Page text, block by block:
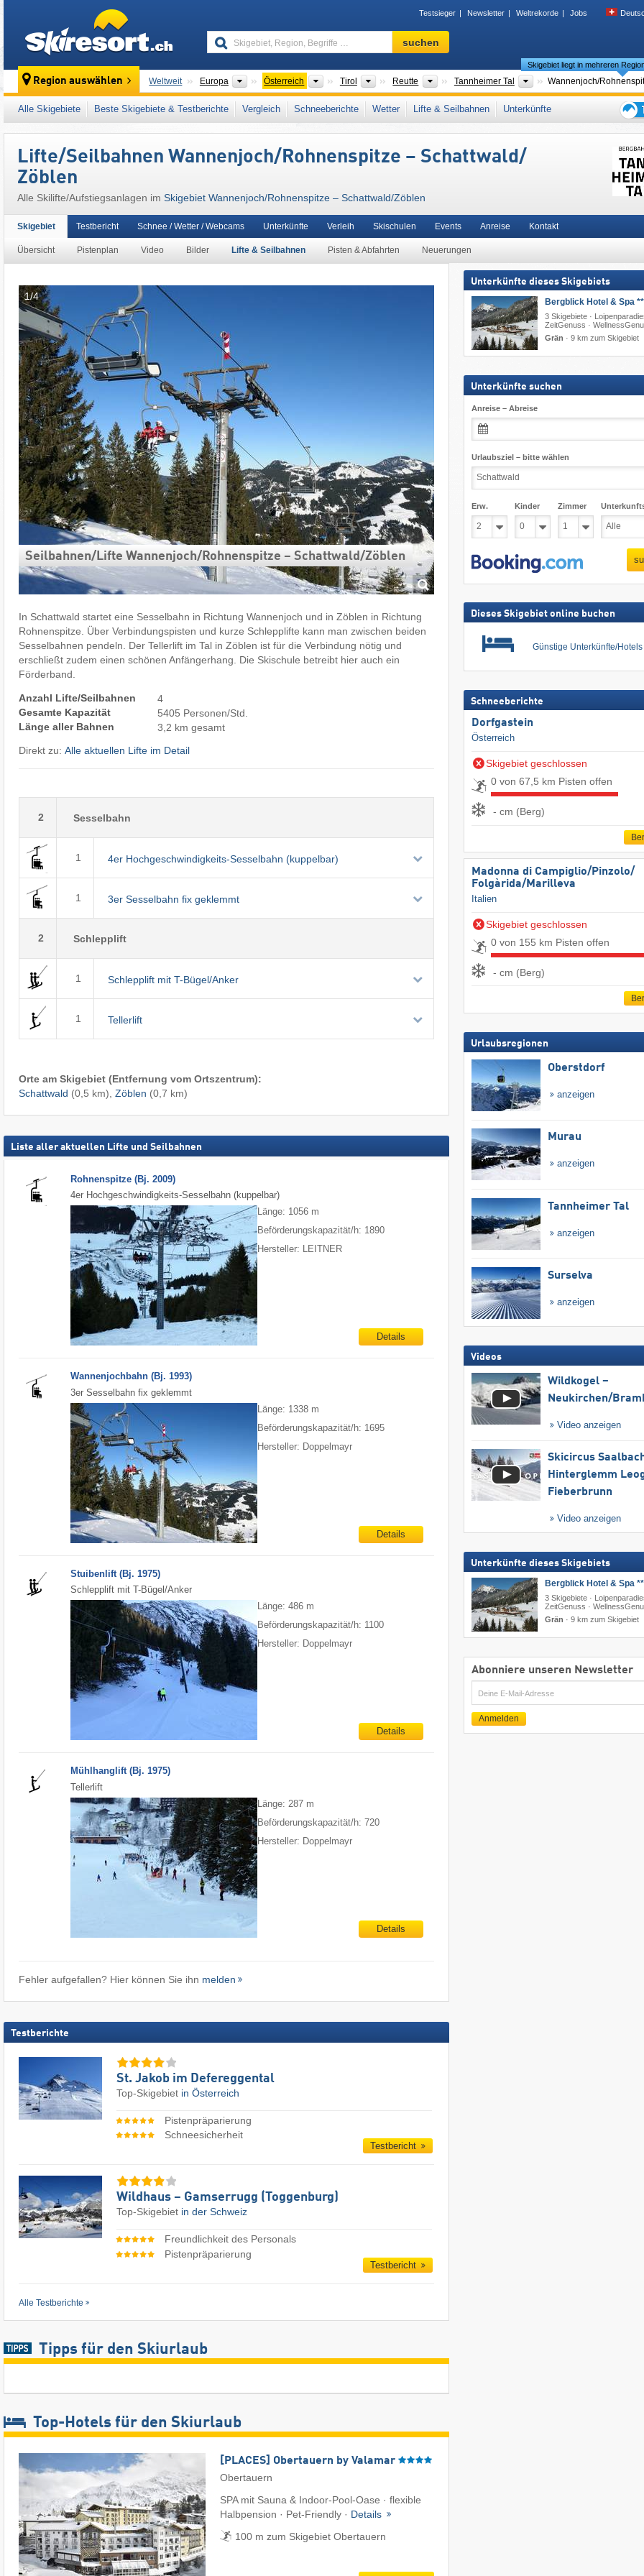
Testsieger Newsletter Weltrekorde Jobs
Skigebiet,
Region,
…
suchen
Region auswählen Weltweit Europa Kontinente
Österreich Länder
Tirol Bundesländer
Reutte Bezirke/Städte
Tannheimer Tal Tourismusregionen
Skigebiet liegt in mehreren
Wannenjoch/​
Dieses Skigebiet liegt auch in: Außerfern Allgäuer Alpen , Snow Card Tirol Tiroler Alpen , Nördliche Ostalpen Westösterreich,
, Alpen Mitteleuropa
Alle Skigebiete Beste Skigebiete & Testberichte Vergleich Schneeberichte Wetter Lifte & Seilbahnen
Unterkünfte
Lifte/Seilbahnen Wannenjoch/​Rohnenspitze – Schattwald/​
Zöblen
Alle Skilifte/Aufstiegsanlagen im Skigebiet Wannenjoch/​Rohnenspitze – Schattwald/​Zöblen
Skigebiet
Übersicht Pistenplan Video Bilder Lifte & Seilbahnen Pisten & Abfahrten Neuerungen
Testbericht Schnee / Wetter / Webcams Unterkünfte Verleih Skischulen Events Anreise Kontakt
1/4
Seilbahnen/​Lifte Wannenjoch/​Rohnenspitze – Schattwald/​Zöblen
In Schattwald startet eine Sesselbahn in Richtung Wannenjoch und in Zöblen in Richtung
Rohnenspitze. Über Verbindungspisten und kurze Schlepplifte kann man zwischen beiden
Sesselbahnen pendeln. Der Tellerlift im Tal in Zöblen ist für die Verbindung nötig und
erschließt zudem einen schönen Anfängerhang. Die Skischule betreibt hier auch ein
Förderband.
Anzahl Lifte/Seilbahnen
4
Gesamte Kapazität
5405 Personen/Std.
Länge aller Bahnen
3,2 km gesamt
Direkt zu: Alle aktuellen Lifte im Detail
2 Sesselbahn
1 4er Hochgeschwindigkeits-Sesselbahn (kuppelbar)
1 3er Sesselbahn fix geklemmt
2 Schlepplift
1 Schlepplift mit T-Bügel/Anker
1 Tellerlift
Orte am Skigebiet (Entfernung vom Ortszentrum):
Schattwald (0,5 km), Zöblen (0,7 km)
Liste aller aktuellen Lifte und Seilbahnen
Rohnenspitze (Bj. 2009)
4er Hochgeschwindigkeits-Sesselbahn (kuppelbar)
Länge: 1056 m
Beförderungskapazität/h: 1890
Hersteller: LEITNER
Details
Wannenjochbahn (Bj. 1993)
3er Sesselbahn fix geklemmt
Länge: 1338 m
Beförderungskapazität/h: 1695
Hersteller: Doppelmayr
Details
Stuibenlift (Bj. 1975)
Schlepplift mit T-Bügel/Anker
Länge: 486 m
Beförderungskapazität/h: 1100
Hersteller: Doppelmayr
Details
Mühlhanglift (Bj. 1975)
Tellerlift
Länge: 287 m
Beförderungskapazität/h: 720
Hersteller: Doppelmayr
Details
Fehler aufgefallen? Hier können Sie ihn melden
Testberichte
St. Jakob im Defereggental
Top-Skigebiet in Österreich
Pistenpräparierung
Schneesicherheit
Testbericht
Wildhaus – Gamserrugg (Toggenburg)
Top-Skigebiet in der Schweiz
Freundlichkeit des Personals
Pistenpräparierung
Testbericht
Alle Testberichte
Tipps für den Skiurlaub
Top-Hotels für den Skiurlaub
[PLACES] Obertauern by Valamar
Obertauern
SPA mit Sauna & Indoor-Pool-Oase · flexible
Halbpension · Pet-Friendly · Details
100 m zum Skigebiet Obertauern
Unterkünfte dieses Skigebiets
Bergblick Hotel & Spa
3 Skigebiete ·
ZeitGenuss ·
Grän · 9 km zum Skigebiet
Unterkünfte suchen
Anreise – Abreise
Urlaubsziel – bitte wählen
Erw. Kinder Zimmer
Dieses Skigebiet online buchen
Günstige Unterkünfte/Hotels
Schneeberichte
Dorfgastein
Österreich
Skigebiet geschlossen
0 von 67,5 km Pisten offen
- cm (Berg)
Madonna di Campiglio/​Pinzolo/​
Folgàrida/​Marilleva
Italien
Skigebiet geschlossen
0 von 155 km Pisten offen
- cm (Berg)
Urlaubsregionen
Oberstdorf
anzeigen
Murau
anzeigen
Tannheimer Tal
anzeigen
Surselva
anzeigen
Videos
Wildkogel –
Neukirchen/​
Video anzeigen
Skicircus
Hinterglemm
Fieberbrunn
Video anzeigen
Unterkünfte dieses Skigebiets
Bergblick Hotel & Spa
3 Skigebiete ·
ZeitGenuss ·
Grän · 9 km zum Skigebiet
Abonniere unseren Newsletter
E-
Mail
Anmelden